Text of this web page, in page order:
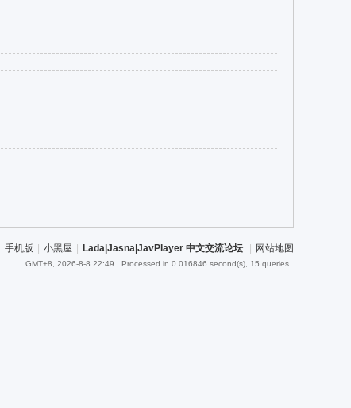
手机版 小黑屋 Lada|Jasna|JavPlayer 中文交流论坛 网站地图
GMT+8, 2026-8-8 22:49 , Processed in 0.016846 second(s), 15 queries .